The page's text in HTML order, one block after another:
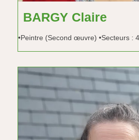
BARGY Claire
•Peintre (Second œuvre) •Secteurs :